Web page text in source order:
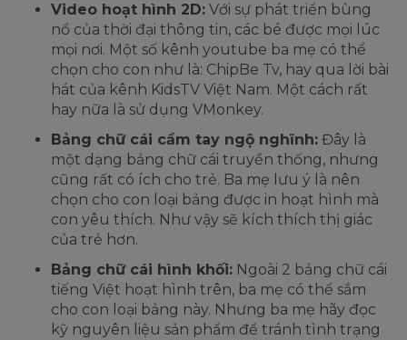
Video hoạt hình 2D: Với sự phát triển bùng
nổ của thời đại thông tin, các bé được mọi lúc
mọi nơi. Một số kênh youtube ba mẹ có thể
chọn cho con như là: ChipBe Tv, hay qua lời bài
hát của kênh KidsTV Việt Nam. Một cách rất
hay nữa là sử dụng VMonkey.
Bảng chữ cái cầm tay ngộ nghĩnh: Đây là
một dạng bảng chữ cái truyền thống, nhưng
cũng rất có ích cho trẻ. Ba mẹ lưu ý là nên
chọn cho con loại bảng được in hoạt hình mà
con yêu thích. Như vậy sẽ kích thích thị giác
của trẻ hơn.
Bảng chữ cái hình khối: Ngoài 2 bảng chữ cái
tiếng Việt hoạt hình trên, ba mẹ có thể sắm
cho con loại bảng này. Nhưng ba mẹ hãy đọc
kỹ nguyên liệu sản phẩm để tránh tình trạng